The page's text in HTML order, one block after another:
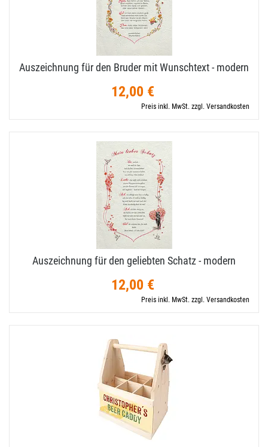
Auszeichnung für den Bruder mit Wunschtext - modern
12,00 €
Preis inkl. MwSt. zzgl. Versandkosten
Auszeichnung für den geliebten Schatz - modern
12,00 €
Preis inkl. MwSt. zzgl. Versandkosten